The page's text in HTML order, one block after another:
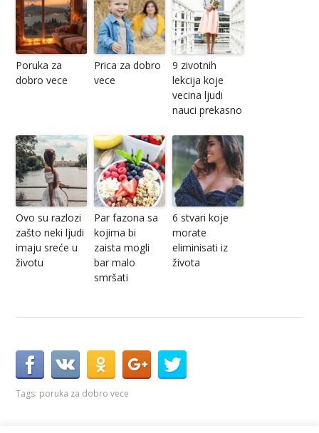
Poruka za
dobro vece
Prica za dobro
vece
9 zivotnih
lekcija koje
vecina ljudi
nauci prekasno
Ovo su razlozi
zašto neki ljudi
imaju sreće u
životu
Par fazona sa
kojima bi
zaista mogli
bar malo
smršati
6 stvari koje
morate
eliminisati iz
života
Tags: poruka za dobro vece